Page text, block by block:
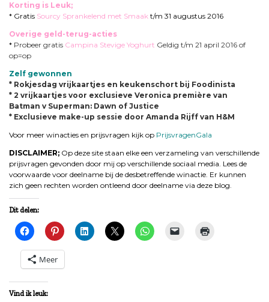
Korting is Leuk;
* Gratis Sourcy Sprankelend met Smaak t/m 31 augustus 2016
Overige geld-terug-acties
* Probeer gratis Campina Stevige Yoghurt Geldig t/m 21 april 2016 of
op=op
Zelf gewonnen
* Rokjesdag vrijkaartjes en keukenschort bij Foodinista
* 2 vrijkaartjes voor exclusieve Veronica première van
Batman v Superman: Dawn of Justice
* Exclusieve make-up sessie door Amanda Rijff van H&M
Voor meer winacties en prijsvragen kijk op PrijsvragenGala
DISCLAIMER; Op deze site staan elke een verzameling van verschillende
prijsvragen gevonden door mij op verschillende sociaal media. Lees de
voorwaarde voor deelname bij de desbetreffende winactie. Er kunnen
zich geen rechten worden ontleend door deelname via deze blog.
Dit delen:
Meer
Vind ik leuk: